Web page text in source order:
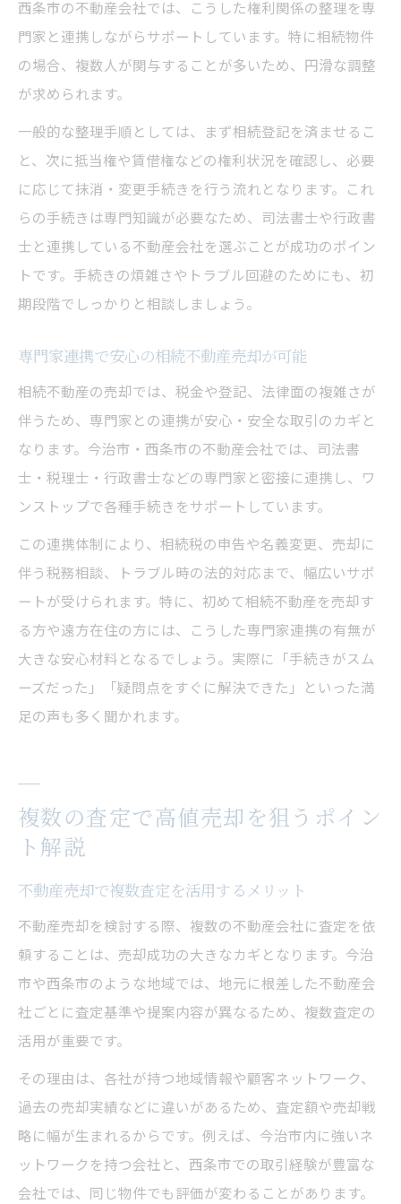
西条市の不動産会社では、こうした権利関係の整理を専
門家と連携しながらサポートしています。特に相続物件
の場合、複数人が関与することが多いため、円滑な調整
が求められます。
一般的な整理手順としては、まず相続登記を済ませるこ
と、次に抵当権や賃借権などの権利状況を確認し、必要
に応じて抹消・変更手続きを行う流れとなります。これ
らの手続きは専門知識が必要なため、司法書士や行政書
士と連携している不動産会社を選ぶことが成功のポイン
トです。手続きの煩雑さやトラブル回避のためにも、初
期段階でしっかりと相談しましょう。
専門家連携で安心の相続不動産売却が可能
相続不動産の売却では、税金や登記、法律面の複雑さが
伴うため、専門家との連携が安心・安全な取引のカギと
なります。今治市・西条市の不動産会社では、司法書
士・税理士・行政書士などの専門家と密接に連携し、ワ
ンストップで各種手続きをサポートしています。
この連携体制により、相続税の申告や名義変更、売却に
伴う税務相談、トラブル時の法的対応まで、幅広いサポ
ートが受けられます。特に、初めて相続不動産を売却す
る方や遠方在住の方には、こうした専門家連携の有無が
大きな安心材料となるでしょう。実際に「手続きがスム
ーズだった」「疑問点をすぐに解決できた」といった満
足の声も多く聞かれます。
複数の査定で高値売却を狙うポイン
ト解説
不動産売却で複数査定を活用するメリット
不動産売却を検討する際、複数の不動産会社に査定を依
頼することは、売却成功の大きなカギとなります。今治
市や西条市のような地域では、地元に根差した不動産会
社ごとに査定基準や提案内容が異なるため、複数査定の
活用が重要です。
その理由は、各社が持つ地域情報や顧客ネットワーク、
過去の売却実績などに違いがあるため、査定額や売却戦
略に幅が生まれるからです。例えば、今治市内に強いネ
ットワークを持つ会社と、西条市での取引経験が豊富な
会社では、同じ物件でも評価が変わることがあります。